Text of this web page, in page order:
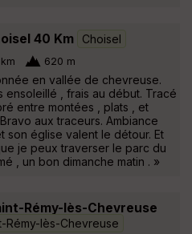
40 Km Choisel
km 620 m
en vallée de chevreuse.
ensoleillé , frais au début. Tracé
entre montées , plats , et
aux traceurs. Ambiance
son église valent le détour. Et
je peux traverser le parc du
, un bon dimanche matin . »
Rémy-lès-Chevreuse
Rémy-lès-Chevreuse